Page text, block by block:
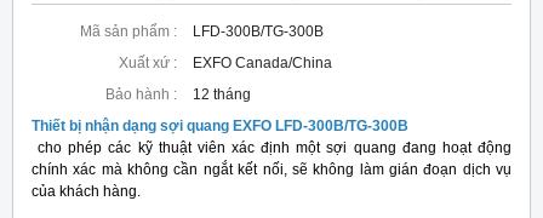
Mã sản phẩm :
LFD-300B/TG-300B
Xuất xứ :
EXFO Canada/China
Bảo hành :
12 tháng
Thiết bị nhận dạng sợi quang EXFO LFD-300B/TG-300B
cho phép các kỹ thuật viên xác định một sợi quang đang hoạt động
chính xác mà không cần ngắt kết nối, sẽ không làm gián đoạn dịch vụ
của khách hàng.